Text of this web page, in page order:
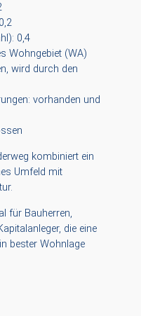
0,4
Wohngebiet (WA)
wird durch den
vorhanden und
kombiniert ein
Umfeld mit
für Bauherren,
die eine
bester Wohnlage